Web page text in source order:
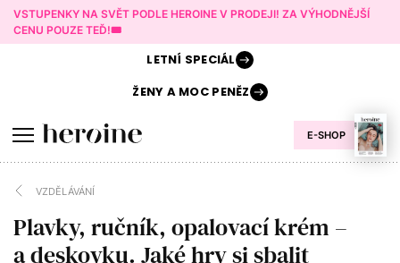
VSTUPENKY NA SVĚT PODLE HEROINE V PRODEJI! ZA VÝHODNĚJŠÍ
CENU POUZE TEĎ!🎟️
E-SHOP
LETNÍ SPECIÁL
ŽENY AMOC PENĚZ
VZDĚLÁVÁNÍ
Plavky, ručník, opalovací krém –
a deskovku. Jaké hry si sbalit